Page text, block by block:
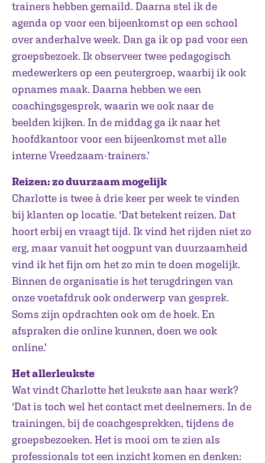
trainers hebben gemaild. Daarna stel ik de
agenda op voor een bijeenkomst op een school
over anderhalve week. Dan ga ik op pad voor een
groepsbezoek. Ik observeer twee pedagogisch
medewerkers op een peutergroep, waarbij ik ook
opnames maak. Daarna hebben we een
coachingsgesprek, waarin we ook naar de
beelden kijken. In de middag ga ik naar het
hoofdkantoor voor een bijeenkomst met alle
interne Vreedzaam-trainers.’
Reizen: zoduurzaam mogelijk
Charlotte is twee à drie keer per week te vinden
bij klanten op locatie. ‘Dat betekent reizen. Dat
hoort erbij en vraagt tijd. Ik vind het rijden niet zo
erg, maar vanuit het oogpunt van duurzaamheid
vind ik het fijn om het zo min te doen mogelijk.
Binnen de organisatie is het terugdringen van
onze voetafdruk ook onderwerp van gesprek.
Soms zijn opdrachten ook om de hoek. En
afspraken die online kunnen, doen we ook
online.’
Het allerleukste
Wat vindt Charlotte het leukste aan haar werk?
‘Dat is toch wel het contact met deelnemers. In de
trainingen, bij de coachgesprekken, tijdens de
groepsbezoeken. Het is mooi om te zien als
professionals tot een inzicht komen en denken: